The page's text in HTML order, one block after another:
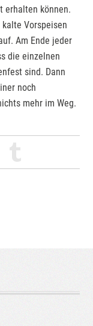
erhalten können.
Vorspeisen
Am Ende jeder
die einzelnen
sind. Dann
noch
mehr im Weg.